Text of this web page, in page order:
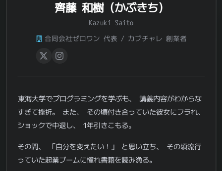
齊藤 和樹（かぶきち）
Kazuki Saito
合同会社ゼロワン 代表 / カブチャレ 創業者
東海大学でプログラミングを学ぶも、 講義内容がわからな
すぎて挫折。 また、 その頃付き合っていた彼女にフラれ、
ショックで中退し、 1年引きこもる。
その間、 「自分を変えたい！」 と思い立ち、 その頃流行
っていた起業ブームに憧れ書籍を読み漁る。